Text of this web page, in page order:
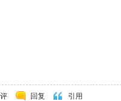
回复 引用